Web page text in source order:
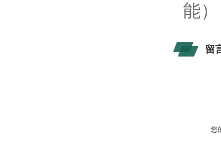
能）
留
您